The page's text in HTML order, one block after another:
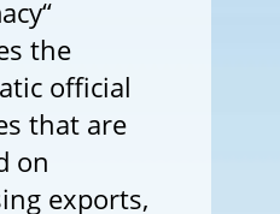
the
official
that are
on
exports,